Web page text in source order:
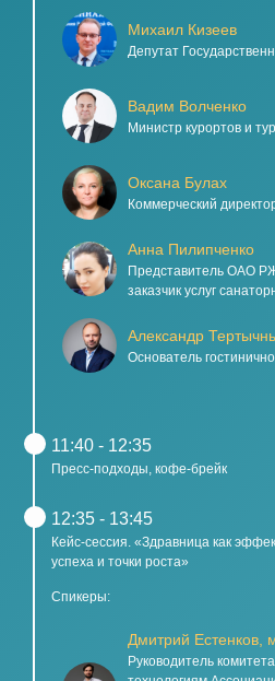
Михаил Кизеев
Депутат
Вадим Волченко
Министр курортов и
Оксана Булах
Коммерческий
Анна Пилипченко
Представитель ОАО
заказчик услуг
Александр
Основатель
11:40 - 12:35
Пресс-подходы, кофе-брейк
12:35 - 13:45
Кейс-сессия. «Здравница как
успеха и точки роста»
Спикеры:
Дмитрий Естенков,
Руководитель